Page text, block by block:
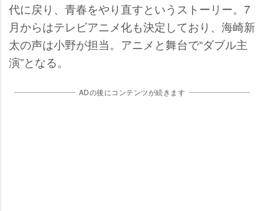
代に戻り、青春をやり直すというストーリー。7
月からはテレビアニメ化も決定しており、海崎新
太の声は小野が担当。アニメと舞台で“ダブル主
演”となる。
ADの後にコンテンツが続きます